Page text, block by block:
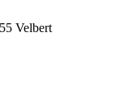
Velbert